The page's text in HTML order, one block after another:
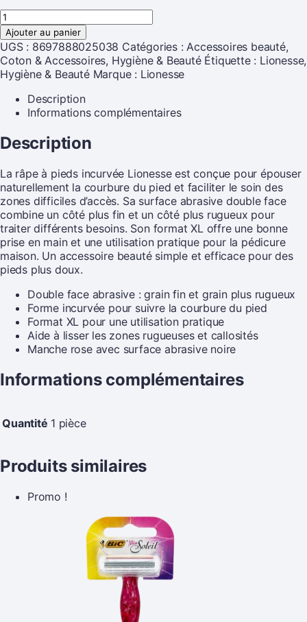
Ajouter au panier
UGS : 8697888025038 Catégories : Accessoires beauté,
Coton & Accessoires, Hygiène & Beauté Étiquette : Lionesse,
Hygiène & Beauté Marque : Lionesse
Description
Informations complémentaires
Description
La râpe à pieds incurvée Lionesse est conçue pour épouser
naturellement la courbure du pied et faciliter le soin des
zones difficiles d’accès. Sa surface abrasive double face
combine un côté plus fin et un côté plus rugueux pour
traiter différents besoins. Son format XL offre une bonne
prise en main et une utilisation pratique pour la pédicure
maison. Un accessoire beauté simple et efficace pour des
pieds plus doux.
Double face abrasive : grain fin et grain plus rugueux
Forme incurvée pour suivre la courbure du pied
Format XL pour une utilisation pratique
Aide à lisser les zones rugueuses et callosités
Manche rose avec surface abrasive noire
Informations complémentaires
Quantité 1 pièce
Produits similaires
Promo !